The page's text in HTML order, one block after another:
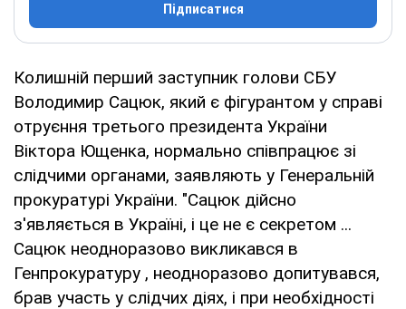
Підписатися
Колишній перший заступник голови СБУ
Володимир Сацюк, який є фігурантом у справі
отруєння третього президента України
Віктора Ющенка, нормально співпрацює зі
слідчими органами, заявляють у Генеральній
прокуратурі України. "Сацюк дійсно
з'являється в Україні, і це не є секретом ...
Сацюк неодноразово викликався в
Генпрокуратуру , неодноразово допитувався,
брав участь у слідчих діях, і при необхідності